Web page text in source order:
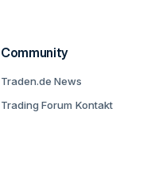
Community
Traden.de News
Trading Forum Kontakt